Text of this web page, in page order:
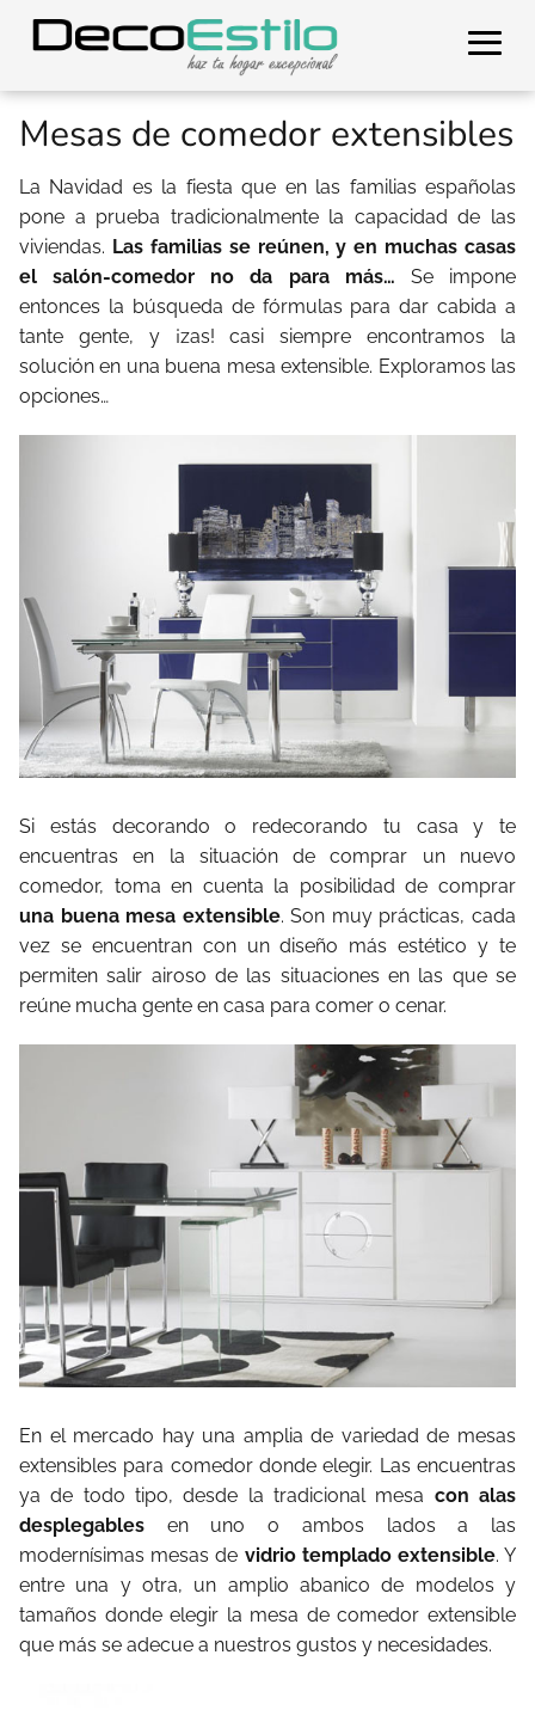
Mesas de comedor extensibles
La Navidad es la fiesta que en las familias españolas
pone a prueba tradicionalmente la capacidad de las
viviendas. Las familias se reúnen, y en muchas casas
el salón-comedor no da para más… Se impone
entonces la búsqueda de fórmulas para dar cabida a
tante gente, y ¡zas! casi siempre encontramos la
solución en una buena mesa extensible. Exploramos las
opciones…
Si estás decorando o redecorando tu casa y te
encuentras en la situación de comprar un nuevo
comedor, toma en cuenta la posibilidad de comprar
una buena mesa extensible. Son muy prácticas, cada
vez se encuentran con un diseño más estético y te
permiten salir airoso de las situaciones en las que se
reúne mucha gente en casa para comer o cenar.
En el mercado hay una amplia de variedad de mesas
extensibles para comedor donde elegir. Las encuentras
ya de todo tipo, desde la tradicional mesa con alas
desplegables en uno o ambos lados a las
modernísimas mesas de vidrio templado extensible. Y
entre una y otra, un amplio abanico de modelos y
tamaños donde elegir la mesa de comedor extensible
que más se adecue a nuestros gustos y necesidades.